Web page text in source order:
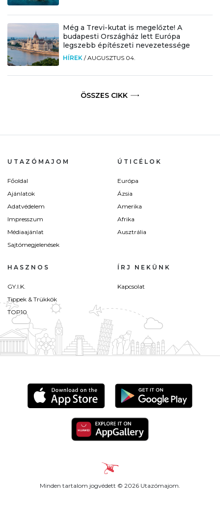
Még a Trevi-kutat is megelőzte! A
budapesti Országház lett Európa
legszebb építészeti nevezetessége
HÍREK /AUGUSZTUS 04.
ÖSSZES CIKK
UTAZÓMAJOM
Főoldal
Ajánlatok
Adatvédelem
Impresszum
Médiaajánlat
Sajtómegjelenések
ÚTICÉLOK
Európa
Ázsia
Amerika
Afrika
Ausztrália
HASZNOS
GY.I.K.
Tippek & Trükkök
TOP10
ÍRJ NEKÜNK
Kapcsolat
Minden tartalom jogvédett © 2026 Utazómajom.